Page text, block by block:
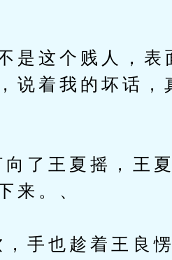
这个贱人，表
说着我的坏话，
了王夏摇，王
来。、
手也趁着王良